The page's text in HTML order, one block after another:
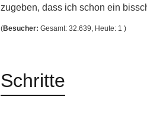
zugeben, dass ich schon ein
(Besucher: Gesamt: 32.639, Heute: 1 )
Schritte